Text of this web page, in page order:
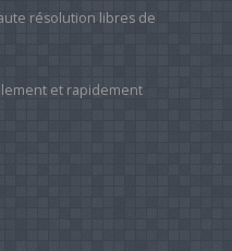
résolution libres de
et rapidement